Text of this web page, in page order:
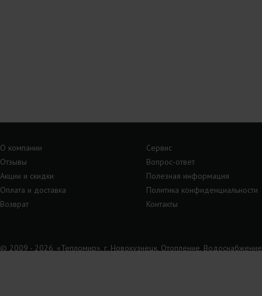
О компании
Сервис
Отзывы
Вопрос-ответ
Акции и скидки
Полезная информация
Оплата и доставка
Политика конфиденциальности
Возврат
Контакты
© 2009 - 2026, «Тепломир», г. Новокузнецк. Отопление,